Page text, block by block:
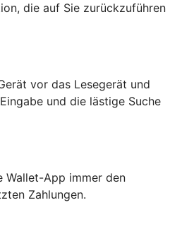
die auf Sie zurückzuführen
vor das Lesegerät und
und die lästige Suche
Wallet-App immer den
Zahlungen.